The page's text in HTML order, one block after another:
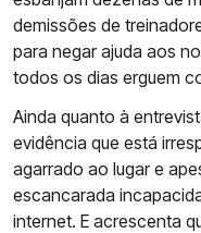
demissões de
para negar ajuda aos
todos os dias erguem
Ainda quanto à
evidência que está
agarrado ao lugar e
escancarada
internet. E acrescenta